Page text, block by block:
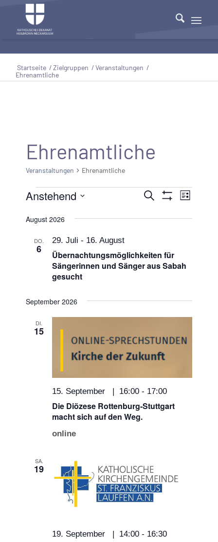
Startseite /Zielgruppen /Veranstaltungen /
Ehrenamtliche
Ehrenamtliche
Veranstaltungen Ehrenamtliche
Veranstaltungen
Suche
Ansichten,
Navigation
Suche
Anzeigen
Liste
Anstehend
wählen.
August 2026
DO.
6
Übernachtungsmöglichkeiten für
Sängerinnen und Sänger aus Sabah
gesucht
29. Juli - 16. August
September 2026
DI.
15
Die Diözese Rottenburg-Stuttgart
macht sich auf den Weg.
15. September | 16:00 - 17:00
online
SA.
19
19. September | 14:00 - 16:30